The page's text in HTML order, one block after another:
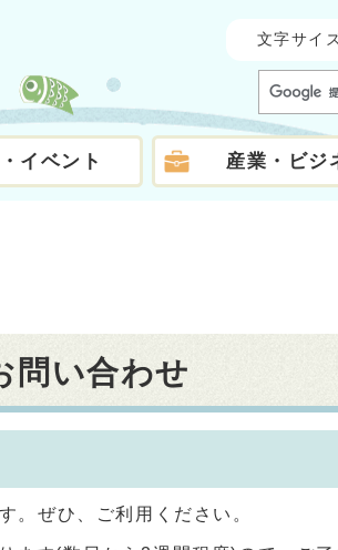
文字サイ
イベント 産業・ビジ
問い合わせ
。ぜひ、ご利用ください。